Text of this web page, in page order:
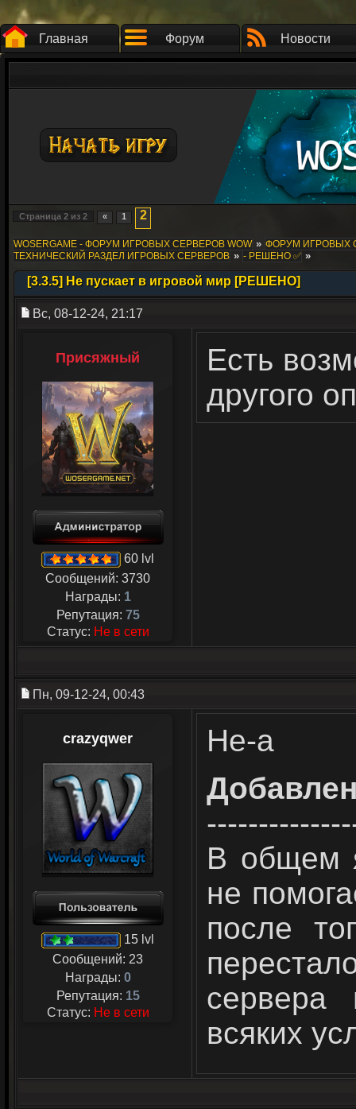
Главная Форум Новости
Страница 2 из 2 « 1 2
WOSERGAME - ФОРУМ ИГРОВЫХ СЕРВЕРОВ WOW » ФОРУМ ИГРОВЫХ
ТЕХНИЧЕСКИЙ РАЗДЕЛ ИГРОВЫХ СЕРВЕРОВ » - РЕШЕНО ✅ »
[3.3.5] Не пускает в игровой мир [РЕШЕНО]
Вс, 08-12-24, 21:17
Присяжный
60 lvl
Сообщений: 3730
Награды: 1
Репутация: 75
Статус: Не в сети
Есть
другого
Пн, 09-12-24, 00:43
crazyqwer
15 lvl
Сообщений: 23
Награды: 0
Репутация: 15
Статус: Не в сети
Не-а
В общем
не
после
сервера
всяких